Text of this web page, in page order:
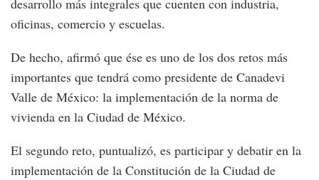
desarrollo más integrales que cuenten con industria,
oficinas, comercio y escuelas.
De hecho, afirmó que ése es uno de los dos retos más
importantes que tendrá como presidente de Canadevi
Valle de México: la implementación de la norma de
vivienda en la Ciudad de México.
El segundo reto, puntualizó, es participar y debatir en la
implementación de la Constitución de la Ciudad de